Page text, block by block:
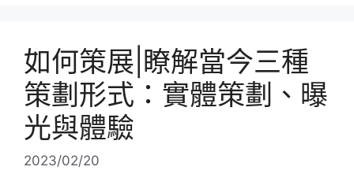
如何策展|瞭解當今三種
策劃形式：實體策劃、曝
光與體驗
2023/02/20